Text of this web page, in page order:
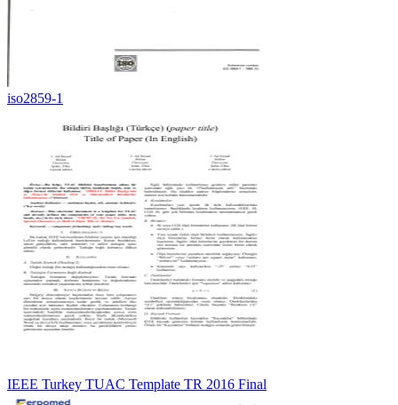
iso2859-1
IEEE Turkey TUAC Template TR 2016 Final